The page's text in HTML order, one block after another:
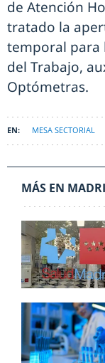
de Atención
tratado la
temporal para
del Trabajo,
Optómetras.
MESA SECTORIAL
MÁS EN